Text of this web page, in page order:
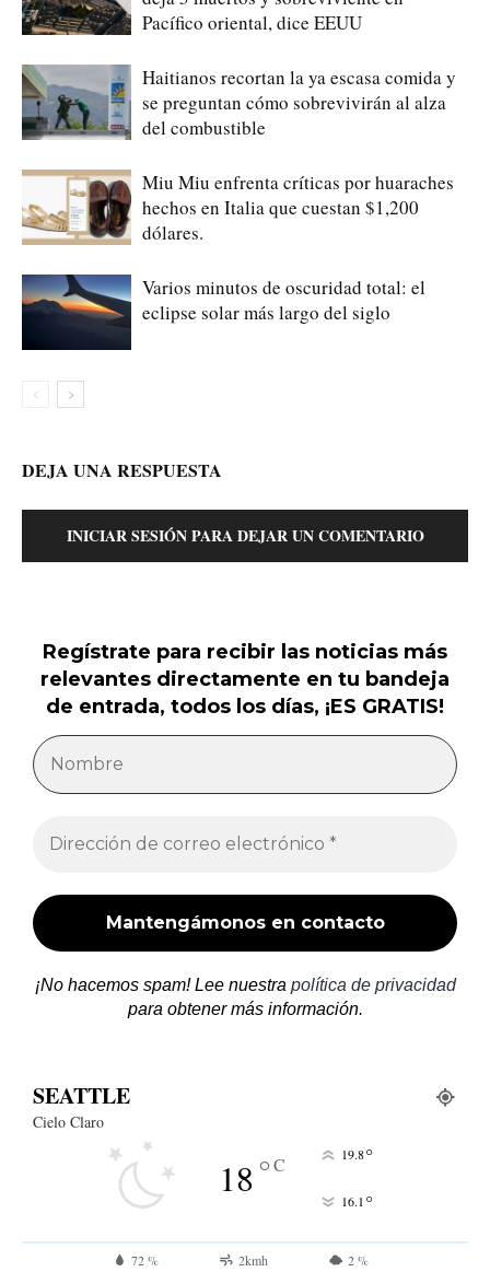
Pacífico oriental, dice EEUU
Haitianos recortan la ya escasa comida y
se preguntan cómo sobrevivirán al alza
del combustible
Miu Miu enfrenta críticas por huaraches
hechos en Italia que cuestan $1,200
dólares.
Varios minutos de oscuridad total: el
eclipse solar más largo del siglo
DEJA UNA RESPUESTA
INICIAR SESIÓN PARA DEJAR UN COMENTARIO
Regístrate para recibir las noticias más
relevantes directamente en tu bandeja
de entrada, todos los días, ¡ES GRATIS!
¡No hacemos spam! Lee nuestra política de privacidad
para obtener más información.
SEATTLE
Cielo Claro
18°C 19.8°
16.1 °
72 % 2kmh 2 %